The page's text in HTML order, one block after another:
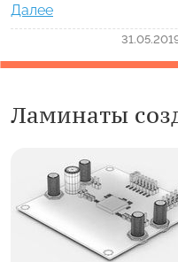
Далее
Ламинаты